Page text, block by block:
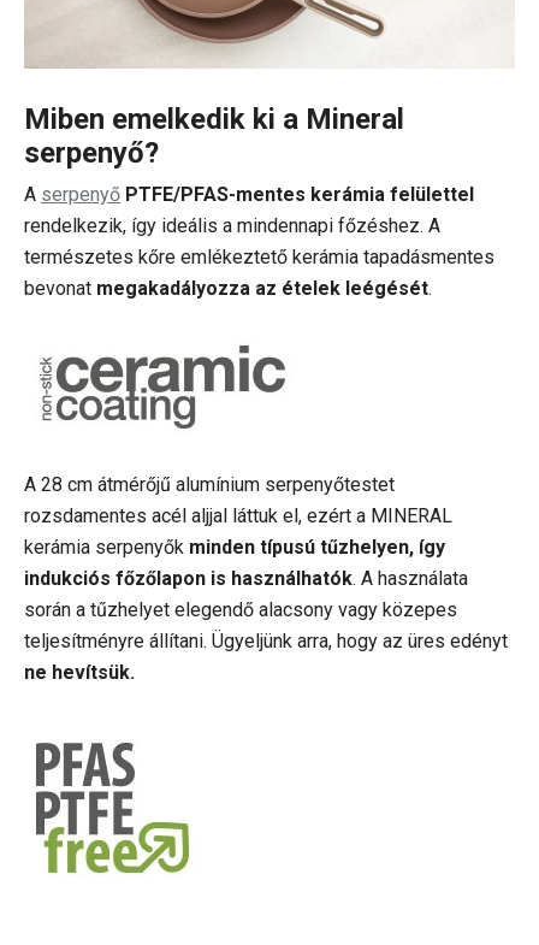
Miben emelkedik ki a Mineral
serpenyő?
A serpenyő PTFE/PFAS-mentes kerámia felülettel
rendelkezik, így ideális a mindennapi főzéshez. A
természetes kőre emlékeztető kerámia tapadásmentes
bevonat megakadályozza az ételek leégését.
A 28 cm átmérőjű alumínium serpenyőtestet
rozsdamentes acél aljjal láttuk el, ezért a MINERAL
kerámia serpenyők minden típusú tűzhelyen, így
indukciós főzőlapon is használhatók. A használata
során a tűzhelyet elegendő alacsony vagy közepes
teljesítményre állítani. Ügyeljünk arra, hogy az üres edényt
ne hevítsük.